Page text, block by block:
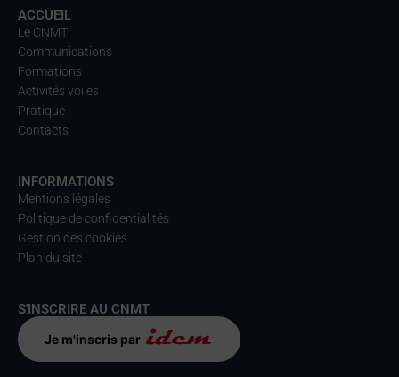
ACCUEIL
Le CNMT
Communications
Formations
Activités voiles
Pratique
Contacts
INFORMATIONS
Mentions légales
Politique de confidentialités
Gestion des cookies
Plan du site
S'INSCRIRE AU CNMT
Je m'inscris par